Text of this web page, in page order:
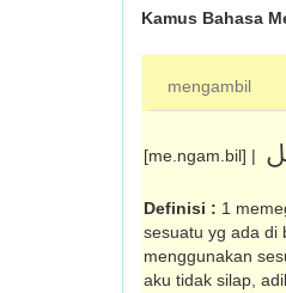
Kamus Bahasa
mengambil
[me.ngam.bil] |
Definisi : 1
sesuatu yg ada di
menggunakan
aku tidak silap,